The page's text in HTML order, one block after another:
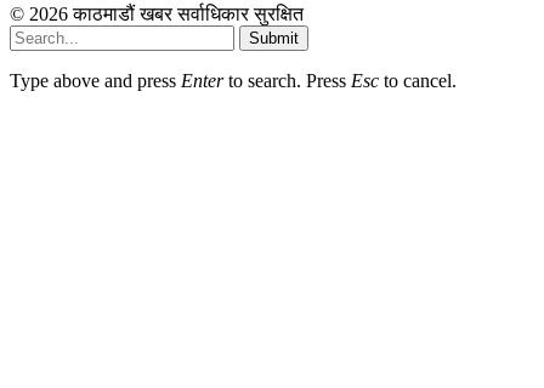
© 2026 काठमाडौं खबर सर्वाधिकार सुरक्षित
Submit
Type above and press Enterto search. Press Esc to cancel.